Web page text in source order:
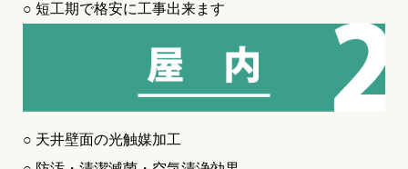
○ 短工期で格安に工事出来ます
○ 天井壁面の光触媒加工